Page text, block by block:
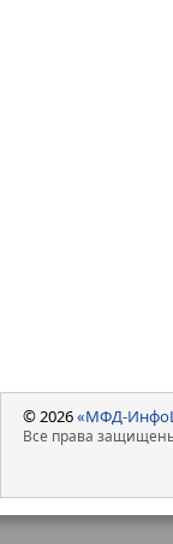
© 2026«МФД-
Все права